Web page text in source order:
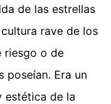
de las estrellas
rave de los
riesgo o de
poseían. Era un
estética de la